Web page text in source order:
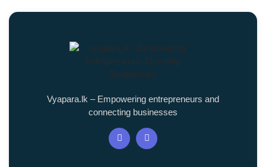
Vyapara.lk – Empowering entrepreneurs and
connecting businesses